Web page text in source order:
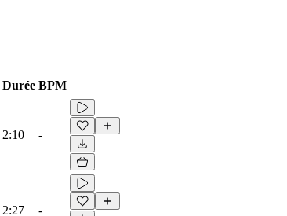
Durée BPM
2:10 -
2:27 -